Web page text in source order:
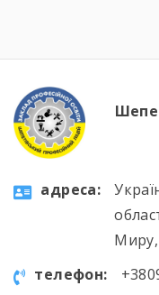
та
aдресa:
Миру,
телефон: